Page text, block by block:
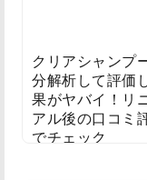
クリアシャンプ
分解析して評価
果がヤバイ！リ
アル後の口コミ
でチェック